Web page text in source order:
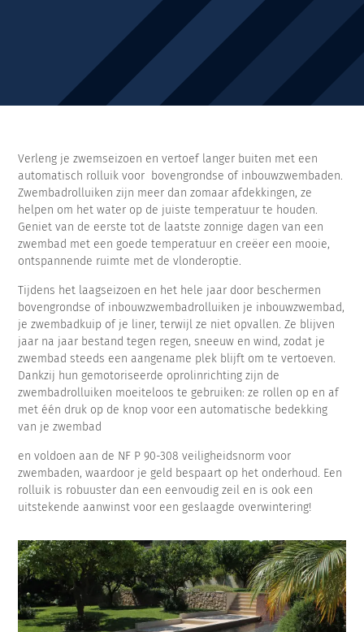
Verleng je zwemseizoen en vertoef langer buiten met een
automatisch rolluik voor bovengrondse of inbouwzwembaden.
Zwembadrolluiken zijn meer dan zomaar afdekkingen, ze
helpen om het water op de juiste temperatuur te houden.
Geniet van de eerste tot de laatste zonnige dagen van een
zwembad met een goede temperatuur en creëer een mooie,
ontspannende ruimte met de vlonderoptie.
Tijdens het laagseizoen en het hele jaar door beschermen
bovengrondse of inbouwzwembadrolluiken je inbouwzwembad,
je zwembadkuip of je liner, terwijl ze niet opvallen. Ze blijven
jaar na jaar bestand tegen regen, sneeuw en wind, zodat je
zwembad steeds een aangename plek blijft om te vertoeven.
Dankzij hun gemotoriseerde oprolinrichting zijn de
zwembadrolluiken moeiteloos te gebruiken: ze rollen op en af
met één druk op de knop voor een automatische bedekking
van je zwembad
en voldoen aan de NF P 90-308 veiligheidsnorm voor
zwembaden, waardoor je geld bespaart op het onderhoud. Een
rolluik is robuuster dan een eenvoudig zeil en is ook een
uitstekende aanwinst voor een geslaagde overwintering!